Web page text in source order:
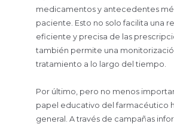
medicamentos y antecedentes
paciente. Esto no solo facilita una
eficiente y precisa de las
también permite una
tratamiento a lo largo del tiempo.
Por último, pero no menos
papel educativo del farmacéutico
general. A través de campañas